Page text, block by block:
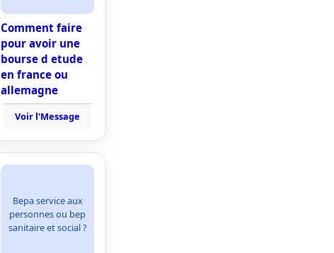
Comment faire
pour avoir une
bourse d etude
en france ou
allemagne
Voir l'Message
Bepa service aux
personnes ou bep
sanitaire et social ?